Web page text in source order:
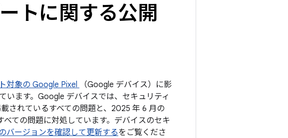
トに関する公開
対象の Google Pixel
（Google デバイス）に影
います。Google デバイスでは、セキュリティ
されているすべての問題と、2025 年 6 月の
ての問題に対処しています。デバイスのセキ
バージョンを確認して更新するをご覧くださ